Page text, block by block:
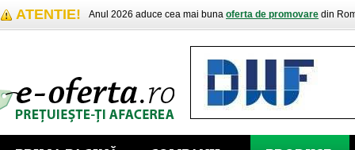
ATENTIE! Anul 2026 aduce cea mai buna oferta de promovare din